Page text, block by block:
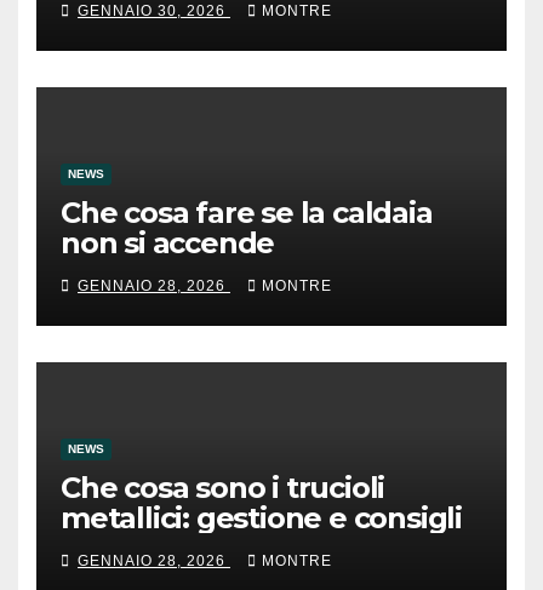
GENNAIO 30, 2026 MONTRE
NEWS
Che cosa fare se la caldaia
non si accende
GENNAIO 28, 2026 MONTRE
NEWS
Che cosa sono i trucioli
metallici: gestione e consigli
GENNAIO 28, 2026 MONTRE